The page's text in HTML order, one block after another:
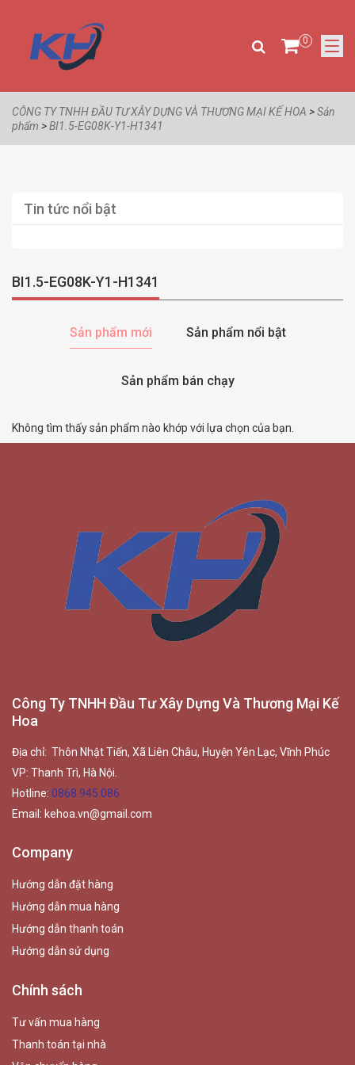
0
CÔNG TY TNHH ĐẦU TƯ XÂY DỰNG VÀ THƯƠNG MẠI KẾ HOA >Sản
phẩm >BI1.5-EG08K-Y1-H1341
Tin tức nổi bật
BI1.5-EG08K-Y1-H1341
Sản phẩm mới Sản phẩm nổi bật
Sản phẩm bán chạy
Không tìm thấy sản phẩm nào khớp với lựa chọn của bạn.
Công Ty TNHH Đầu Tư Xây Dựng Và Thương Mại Kế
Hoa
Địa chỉ: Thôn Nhật Tiến, Xã Liên Châu, Huyện Yên Lạc, Vĩnh Phúc
VP: Thanh Trì, Hà Nội.
Hotline: 0868.945.086
Email: kehoa.vn@gmail.com
Company
Hướng dẫn đặt hàng
Hướng dẫn mua hàng
Hướng dẫn thanh toán
Hướng dẫn sử dụng
Chính sách
Tư vấn mua hàng
Thanh toán tại nhà